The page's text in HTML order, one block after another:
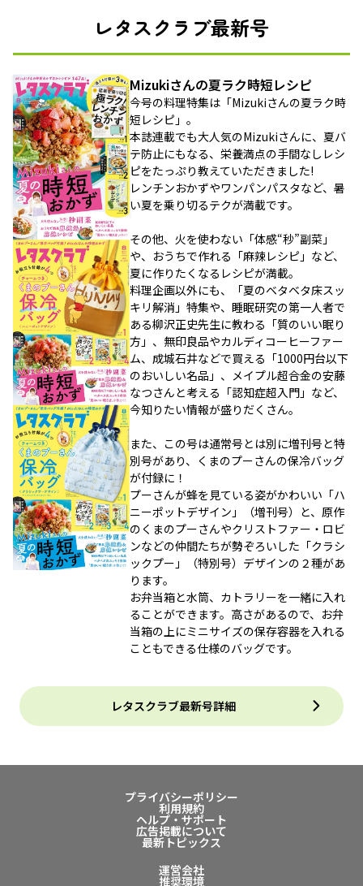
レタスクラブ最新号
Mizukiさんの夏ラク時短レシピ
今号の料理特集は「Mizukiさんの夏ラク時
短レシピ」。
本誌連載でも大人気のMizukiさんに、夏バ
テ防止にもなる、栄養満点の手間なしレシ
ピをたっぷり教えていただきました!
レンチンおかずやワンパンパスタなど、暑
い夏を乗り切るテクが満載です。
その他、火を使わない「体感“秒”副菜」
や、おうちで作れる「麻辣レシピ」など、
夏に作りたくなるレシピが満載。
料理企画以外にも、「夏のベタベタ床スッ
キリ解消」特集や、睡眠研究の第一人者で
ある柳沢正史先生に教わる「質のいい眠り
方」、無印良品やカルディコーヒーファー
ム、成城石井などで買える「1000円台以下
のおいしい名品」、メイプル超合金の安藤
なつさんと考える「認知症超入門」など、
今知りたい情報が盛りだくさん。
また、この号は通常号とは別に増刊号と特
別号があり、くまのプーさんの保冷バッグ
が付録に！
プーさんが蜂を見ている姿がかわいい「ハ
ニーポットデザイン」（増刊号）と、原作
のくまのプーさんやクリストファー・ロビ
ンなどの仲間たちが勢ぞろいした「クラシ
ックプー」（特別号）デザインの２種があ
ります。
お弁当箱と水筒、カトラリーを一緒に入れ
ることができます。高さがあるので、お弁
当箱の上にミニサイズの保存容器を入れる
こともできる仕様のバッグです。
レタスクラブ最新号詳細
プライバシーポリシー
利用規約
ヘルプ・サポート
広告掲載について
最新トピックス
運営会社
推奨環境